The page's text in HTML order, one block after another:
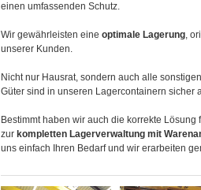
einen umfassenden Schutz.
Wir gewährleisten eine optimale Lagerung,
unserer Kunden.
Nicht nur Hausrat, sondern auch alle
Güter sind in unseren Lagercontainern sicher
Bestimmt haben wir auch die korrekte Lösung
zur kompletten Lagerverwaltung mit
uns einfach Ihren Bedarf und wir erarbeiten